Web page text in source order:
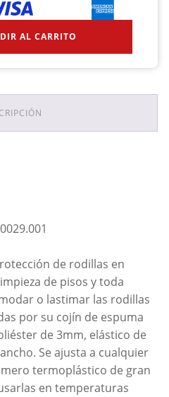
AL CARRITO
de rodillas en
de pisos y toda
o lastimar las rodillas
por su cojín de espuma
de 3mm, elástico de
Se ajusta a cualquier
termoplástico de gran
en temperaturas